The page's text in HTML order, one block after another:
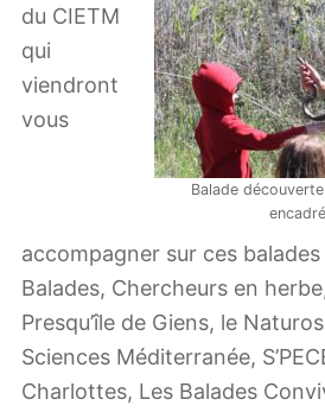
Balade
du CIETM
qui
viendront
vous
accompagner sur ces
Balades, Chercheurs en
Presqu’île de Giens, le
Sciences Méditerranée,
Charlottes, Les Balades